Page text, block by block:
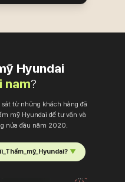
Hyundai
nam?
từ những khách hàng đã
mỹ Hyundai để tư vấn và
nửa đầu năm 2020.
▼